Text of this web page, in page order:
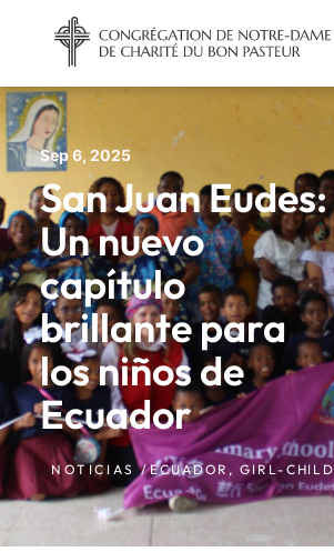
Sep 6, 2025
San Juan Eudes:
Un nuevo
capítulo
brillante para
los niños de
Ecuador
NOTICIAS /ECUADOR ,GIRL-CHILD